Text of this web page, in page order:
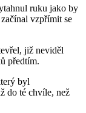
ruku jako by
vzpřímit se
již neviděl
předtím.
byl
do té chvíle, než